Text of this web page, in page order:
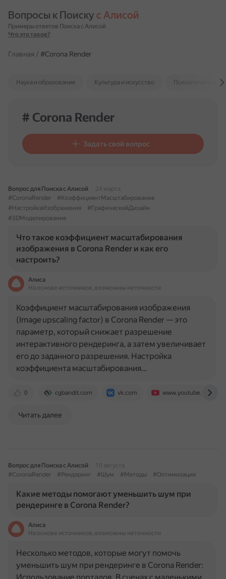
Вопросы к Поиску с Алисой
Примеры ответов Поиска с Алисой
Что это такое?
Главная / #Corona Render
Наука и образование Культура и искусство Психология и
# Corona Render
Задать свой вопрос
Вопрос для Поиска с Алисой
24 марта
#CoronaRender
#КоэффициентМасштабирования
#НастройкаИзображения
#ГрафическийДизайн
#3DМоделирование
Что такое коэффициент масштабирования
изображения в Corona Render и как его
настроить?
Алиса
На основе источников, возможны неточности
0 cgbandit.com vk.com www.youtube.com
Коэффициент масштабирования изображения
(Image upscaling factor) в Corona Render — это
параметр, который снижает разрешение
интерактивного рендеринга, а затем увеличивает
его до заданного разрешения. Настройка
коэффициента масштабирования…
Читать далее
Вопрос для Поиска с Алисой
10 августа
#CoronaRender
#Рендеринг #Шум #Методы #Оптимизация
Какие методы помогают уменьшить шум при
рендеринге в Corona Render?
Алиса
На основе источников, возможны неточности
Несколько методов, которые могут помочь
уменьшить шум при рендеринге в Corona Render: